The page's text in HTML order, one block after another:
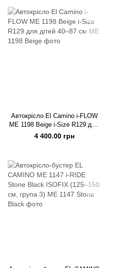
Автокрісло El Camino i-FLOW
ME 1198 Beige i-Size R129 для
дітей 40–87 см
4 400.00 грн